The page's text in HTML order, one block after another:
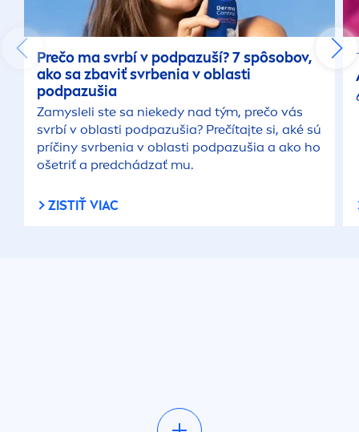
Prečo ma svrbí v podpazuší? 7 spôsobov,
ako sa zbaviť svrbenia v oblasti
podpazušia
Zamysleli ste sa niekedy nad tým, prečo vás
svrbí v oblasti podpazušia? Prečítajte si, aké sú
príčiny svrbenia v oblasti podpazušia a ako ho
ošetriť a predchádzať mu.
ZISTIŤ VIAC